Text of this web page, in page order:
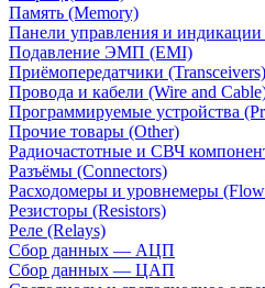
Память (Memory)
Панели управления и индикации
Подавление ЭМП (EMI)
Приёмопередатчики (Transceivers)
Провода и кабели (Wire and
Программируемые устройства
Прочие товары (Other)
Радиочастотные и СВЧ
Разъёмы (Connectors)
Расходомеры и уровнемеры
Резисторы (Resistors)
Реле (Relays)
Сбор данных — АЦП
Сбор данных — ЦАП